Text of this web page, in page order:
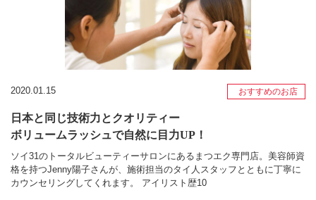
2020.01.15 おすすめのお店
日本と同じ技術力とクオリティー
ボリュームラッシュで自然に目力UP！
ソイ31のトータルビューティーサロンにあるまつエク専門店。美容師資
格を持つJenny陽子さんが、施術担当のタイ人スタッフとともに丁寧に
カウンセリングしてくれます。 アイリスト歴10